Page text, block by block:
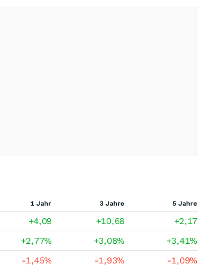
1 Jahr 3 Jahre 5 Jahre
+4,09 +10,68
+2,17
+2,77% +3,08% +3,41%
-1,45% -1,93% -1,09%